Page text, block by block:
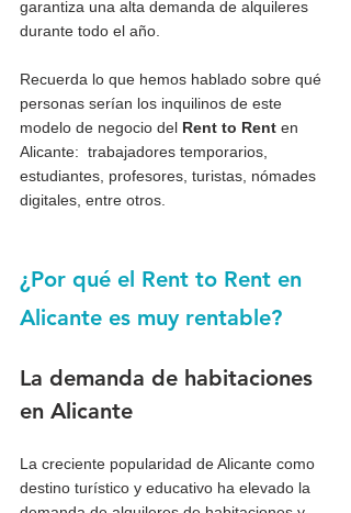
garantiza una alta demanda de alquileres
durante todo el año.
Recuerda lo que hemos hablado sobre qué
personas serían los inquilinos de este
modelo de negocio del Rent to Rent en
Alicante:  trabajadores temporarios,
estudiantes, profesores, turistas, nómades
digitales, entre otros.
¿Por qué el Rent to Rent en
Alicante es muy rentable?
La demanda de habitaciones
en Alicante
La creciente popularidad de Alicante como
destino turístico y educativo ha elevado la